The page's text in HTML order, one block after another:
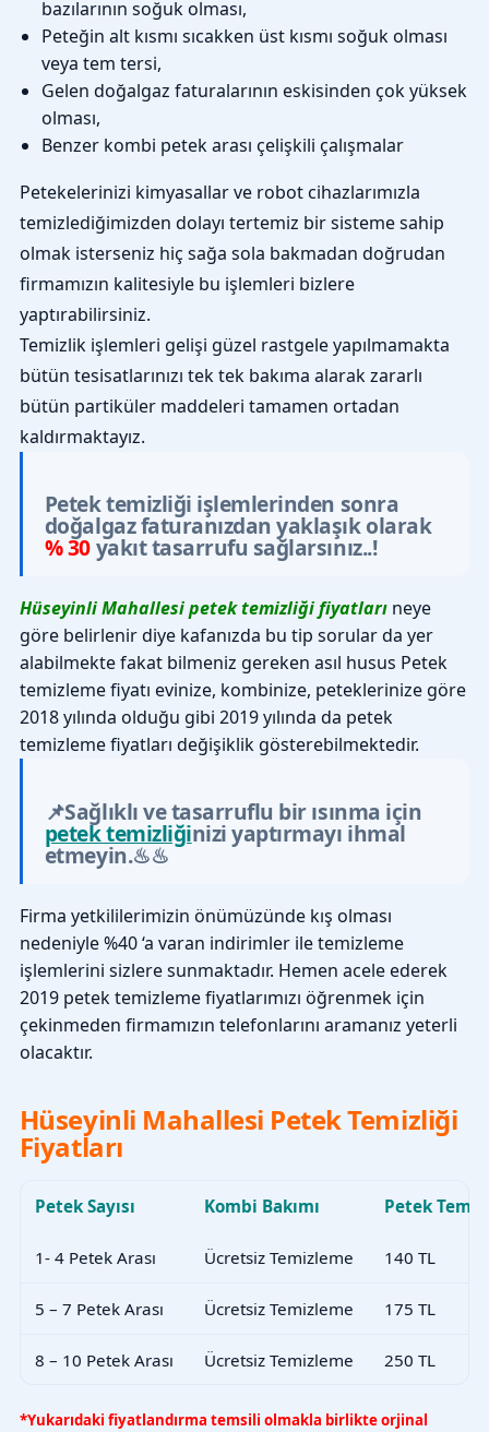
bazılarının soğuk olması,
Peteğin alt kısmı sıcakken üst kısmı soğuk olması
veya tem tersi,
Gelen doğalgaz faturalarının eskisinden çok yüksek
olması,
Benzer kombi petek arası çelişkili çalışmalar
Petekelerinizi kimyasallar ve robot cihazlarımızla
temizlediğimizden dolayı tertemiz bir sisteme sahip
olmak isterseniz hiç sağa sola bakmadan doğrudan
firmamızın kalitesiyle bu işlemleri bizlere
yaptırabilirsiniz.
Temizlik işlemleri gelişi güzel rastgele yapılmamakta
bütün tesisatlarınızı tek tek bakıma alarak zararlı
bütün partiküler maddeleri tamamen ortadan
kaldırmaktayız.
Petek temizliği işlemlerinden sonra
doğalgaz faturanızdan yaklaşık olarak
% 30yakıt tasarrufu sağlarsınız..!
Hüseyinli Mahallesi petek temizliği fiyatlarıneye
göre belirlenir diye kafanızda bu tip sorular da yer
alabilmekte fakat bilmeniz gereken asıl husus Petek
temizleme fiyatı evinize, kombinize, peteklerinize göre
2018 yılında olduğu gibi 2019 yılında da petek
temizleme fiyatları değişiklik gösterebilmektedir.
📌Sağlıklı ve tasarruflu bir ısınma için
petek temizliğinizi yaptırmayı ihmal
etmeyin.♨♨
Firma yetkililerimizin önümüzünde kış olması
nedeniyle %40 ‘a varan indirimler ile temizleme
işlemlerini sizlere sunmaktadır. Hemen acele ederek
2019 petek temizleme fiyatlarımızı öğrenmek için
çekinmeden firmamızın telefonlarını aramanız yeterli
olacaktır.
Hüseyinli Mahallesi Petek Temizliği
Fiyatları
Petek Sayısı Kombi Bakımı Petek
1- 4 Petek Arası Ücretsiz Temizleme 140 TL
5 – 7 Petek Arası Ücretsiz Temizleme 175 TL
8 – 10 Petek Arası Ücretsiz Temizleme 250 TL
*Yukarıdaki fiyatlandırma temsili olmakla birlikte orjinal